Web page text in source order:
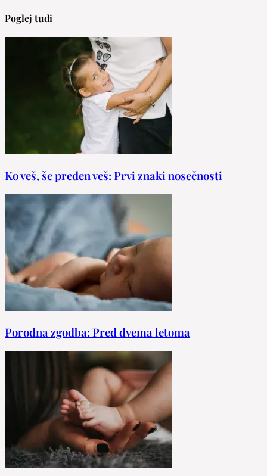
Poglej tudi
Ko veš, še preden veš: Prvi znaki nosečnosti
Porodna zgodba: Pred dvema letoma